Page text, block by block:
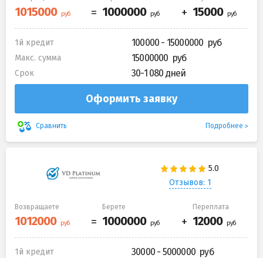
1й кредит 100000 - 15000000
Макс. сумма 15000000
Срок 30-1 080 дней
Оформить заявку
Сравнить Подробнее
Отзывов: 1
Возвращаете Берете Переплата
1й кредит 30000 - 5000000